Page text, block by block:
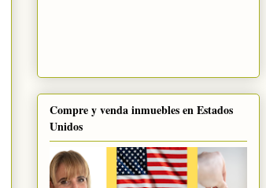
Compre y venda inmuebles en Estados
Unidos